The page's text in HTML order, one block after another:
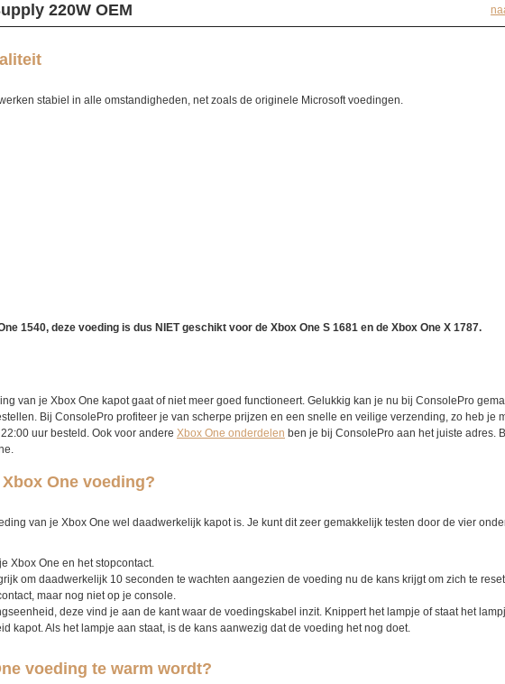
220W OEM
stabiel in alle omstandigheden, net zoals de originele Microsoft voedingen.
1540, deze voeding is dus NIET geschikt voor de Xbox One S 1681 en de Xbox One X 1787.
van je Xbox One kapot gaat of niet meer goed functioneert. Gelukkig kan je nu bij ConsolePro
Bij ConsolePro profiteer je van scherpe prijzen en een snelle en veilige verzending, zo heb je
uur besteld. Ook voor andere Xbox One onderdelen ben je bij ConsolePro aan het juiste adres.
One voeding?
van je Xbox One wel daadwerkelijk kapot is. Je kunt dit zeer gemakkelijk testen door de vier
Xbox One en het stopcontact.
om daadwerkelijk 10 seconden te wachten aangezien de voeding nu de kans krijgt om zich te
maar nog niet op je console.
deze vind je aan de kant waar de voedingskabel inzit. Knippert het lampje of staat het
kapot. Als het lampje aan staat, is de kans aanwezig dat de voeding het nog doet.
voeding te warm wordt?